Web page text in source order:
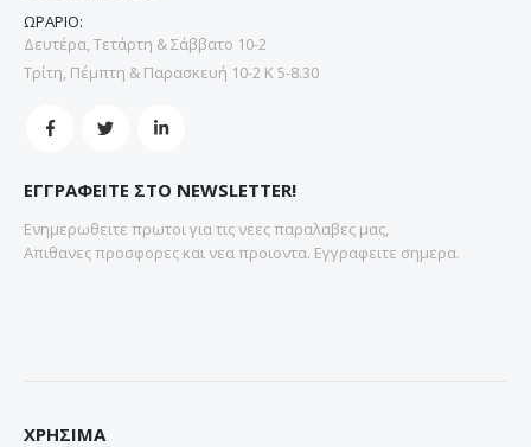
ΩΡΑΡΙΟ:
Δευτέρα, Τετάρτη & Σάββατο 10-2
Τρίτη, Πέμπτη & Παρασκευή 10-2 Κ 5-8.30
ΕΓΓΡΑΦΕΙΤΕ ΣΤΟ NEWSLETTER!
Ενημερωθειτε πρωτοι για τις νεες παραλαβες μας,
Απιθανες προσφορες και νεα προιοντα. Εγγραφειτε σημερα.
ΧΡΗΣΙΜΑ